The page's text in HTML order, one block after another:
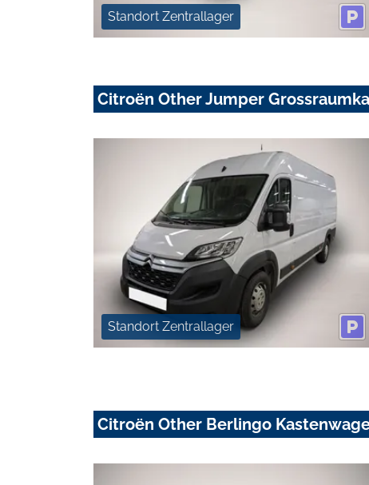
Standort Zentrallager
Citroën Other Jumper
Standort Zentrallager
Citroën Other Berlingo